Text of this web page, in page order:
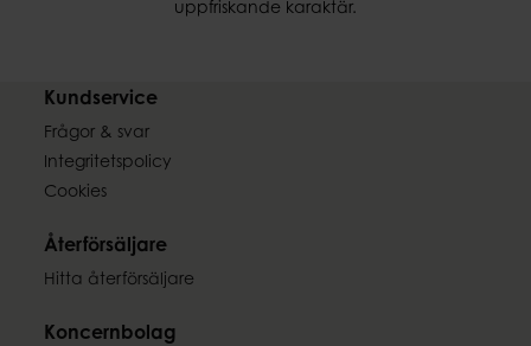
uppfriskande karaktär.
Kundservice
Frågor & svar
Integritetspolicy
Cookies
Återförsäljare
Hitta återförsäljare
Koncernbolag